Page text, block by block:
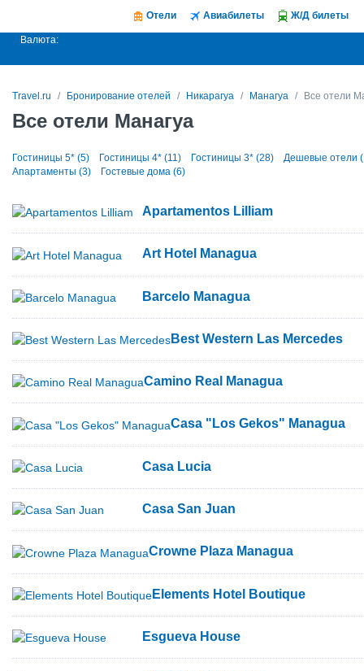
Отели Авиабилеты Ж/Д билеты
Валюта:
Travel.ru Бронирование отелей Никарагуа Манагуа Все отели
Все отели Манагуа
Гостиницы 5* (5) Гостиницы 4* (11) Гостиницы 3* (28)
Дешевые отели
Апартаменты (3)
Гостевые дома (6)
Apartamentos Lilliam
Art Hotel Managua
Barcelo Managua
Best Western Las Mercedes
Camino Real Managua
Casa "Los Gekos" Managua
Casa Lucia
Casa San Juan
Crowne Plaza Managua
Elements Hotel Boutique
Esgueva House